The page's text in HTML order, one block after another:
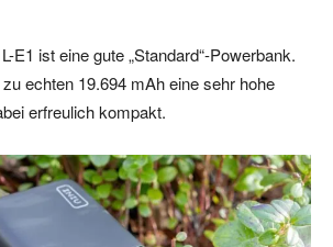
E1 ist eine gute „Standard“-Powerbank.
echten 19.694 mAh eine sehr hohe
erfreulich kompakt.